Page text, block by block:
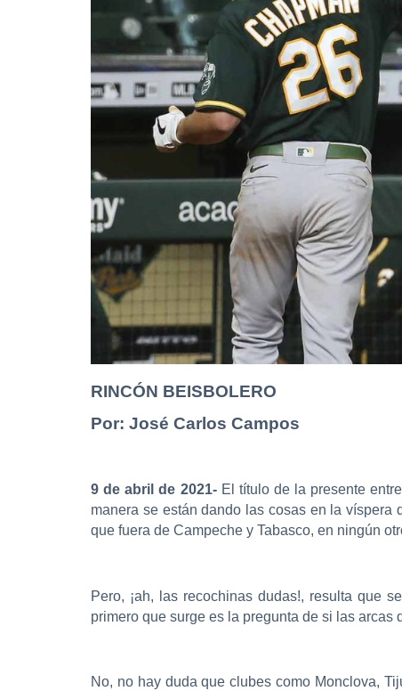
RINCÓN BEISBOLERO
Por: José Carlos Campos
9 de abril de 2021-El título de la presente
manera se están dando las cosas en la
que fuera de Campeche y Tabasco, en ningún
Pero, ¡ah, las recochinas dudas!, resulta que
primero que surge es la pregunta de si las
No, no hay duda que clubes como Monclova,